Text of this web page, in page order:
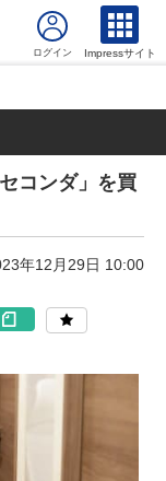
Impressサイト
コンダ」を買
年12月29日 10:00